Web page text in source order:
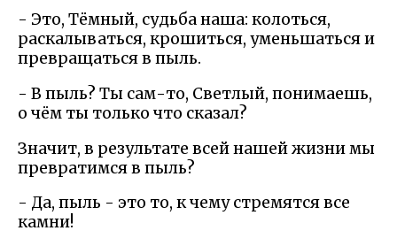
- Это, Тёмный, судьба наша: колоться,
раскалываться, крошиться, уменьшаться и
превращаться в пыль.
- В пыль? Ты сам-то, Светлый, понимаешь,
о чём ты только что сказал?
Значит, в результате всей нашей жизни мы
превратимся в пыль?
- Да, пыль - это то, к чему стремятся все
камни!